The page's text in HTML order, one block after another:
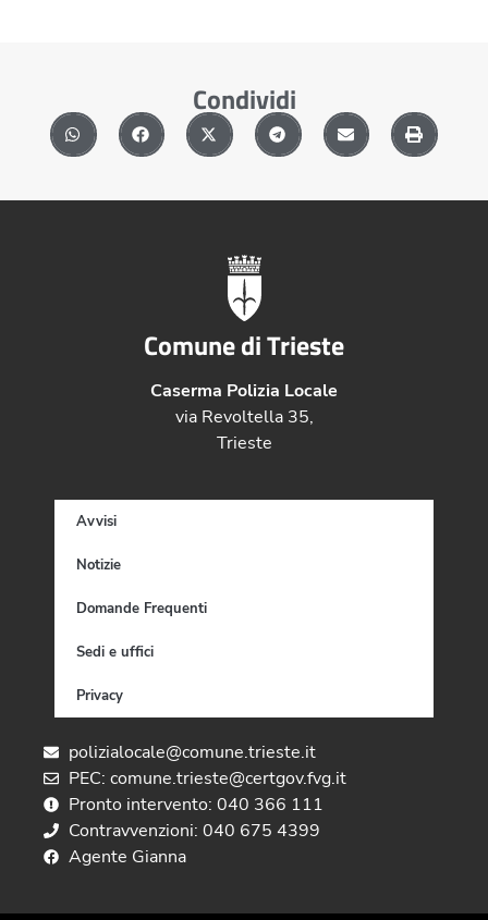
Condividi
Comune di Trieste
Caserma Polizia Locale
via Revoltella 35,
Trieste
Avvisi
Notizie
Domande Frequenti
Sedi e uffici
Privacy
polizialocale@comune.trieste.it
PEC: comune.trieste@certgov.fvg.it
Pronto intervento: 040 366 111
Contravvenzioni: 040 675 4399
Agente Gianna